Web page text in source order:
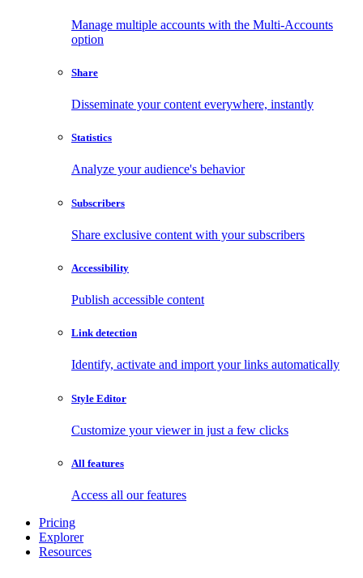
Manage multiple accounts with the Multi-Accounts
option
Share
Disseminate your content everywhere, instantly
Statistics
Analyze your audience's behavior
Subscribers
Share exclusive content with your subscribers
Accessibility
Publish accessible content
Link detection
Identify, activate and import your links automatically
Style Editor
Customize your viewer in just a few clicks
All features
Access all our features
Pricing
Explorer
Resources